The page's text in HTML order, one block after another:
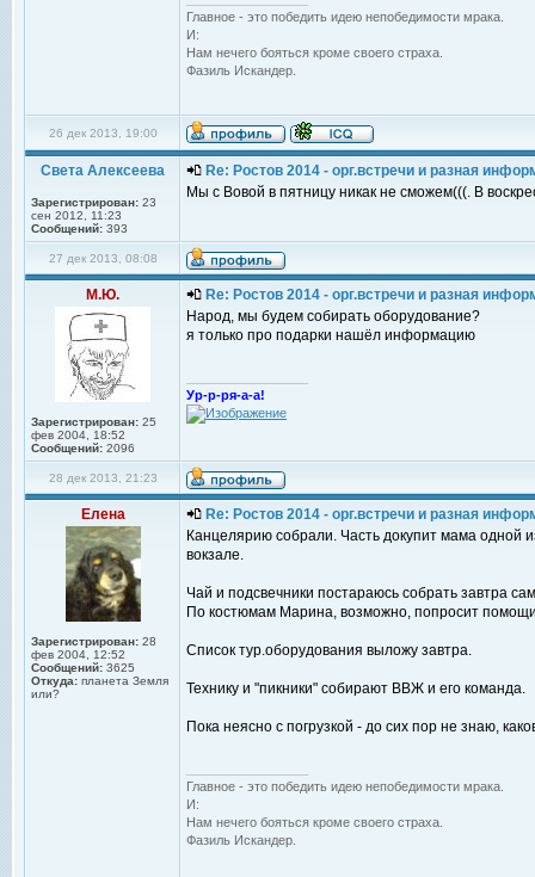
Главное - это победить идею непобедимости мрака.
И:
Нам нечего бояться кроме своего страха.
Фазиль Искандер.
26 дек 2013, 19:00
Света Алексеева
Зарегистрирован: 23
сен 2012, 11:23
Сообщений: 393
Re: Ростов 2014 - орг.встречи и разная
Мы с Вовой в пятницу никак не сможем(((. В
27 дек 2013, 08:08
М.Ю.
Зарегистрирован: 25
фев 2004, 18:52
Сообщений: 2096
Re: Ростов 2014 - орг.встречи и разная
Народ, мы будем собирать оборудование?
я только про подарки нашёл информацию
Ур-р-ря-а-а!
28 дек 2013, 21:23
Елена
Зарегистрирован: 28
фев 2004, 12:52
Сообщений: 3625
Откуда: планета Земля
или?
Re: Ростов 2014 - орг.встречи и разная
Канцелярию собрали. Часть докупит мама одной
вокзале.
Чай и подсвечники постараюсь собрать завтра
По костюмам Марина, возможно, попросит
Список тур.оборудования выложу завтра.
Технику и "пикники" собирают ВВЖ и его команда.
Пока неясно с погрузкой - до сих пор не знаю,
Главное - это победить идею непобедимости мрака.
И:
Нам нечего бояться кроме своего страха.
Фазиль Искандер.